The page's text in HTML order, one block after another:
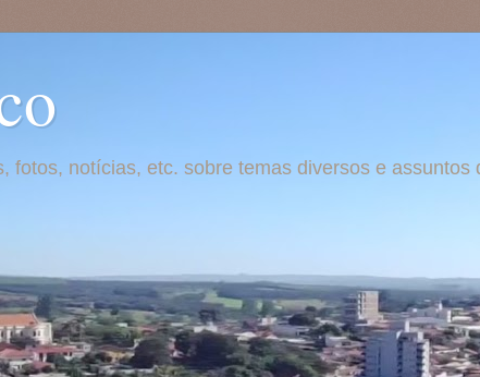
fotos, notícias, etc. sobre temas diversos e assuntos